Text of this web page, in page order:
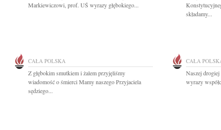
Markiewiczowi, prof. UŚ wyrazy głębokiego...
składamy...
CAŁA POLSKA
Z głębokim smutkiem i żalem przyjęliśmy
wiadomość o śmierci Mamy naszego Przyjaciela
sędziego...
CAŁA
Naszej
wyrazy